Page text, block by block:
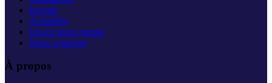
Investir
Actualités
Ouvrir mon compte
Nous contacter
À propos